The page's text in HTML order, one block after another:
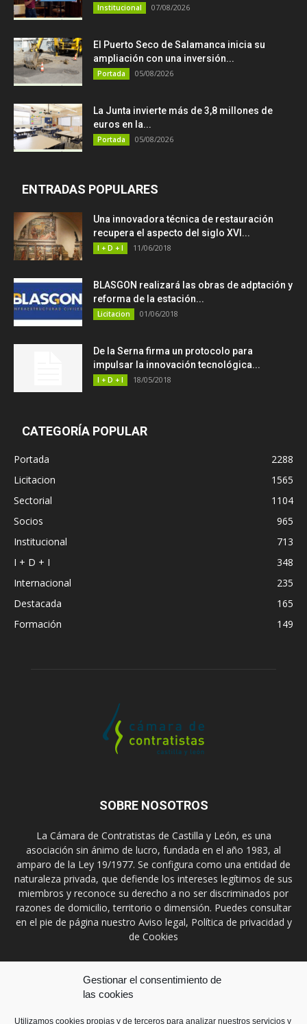
Gestionar el consentimiento de
las cookies
Utilizamos cookies propias y de terceros para analizar nuestros servicios y
Institucional 07/08/2026
El Puerto Seco de Salamanca inicia su
ampliación con una inversión...
Portada 05/08/2026
La Junta invierte más de 3,8 millones de
euros en la...
Portada 05/08/2026
ENTRADAS POPULARES
Una innovadora técnica de restauración
recupera el aspecto del siglo XVI...
I + D + I 11/06/2018
BLASGON realizará las obras de adptación y
reforma de la estación...
Licitacion 01/06/2018
De la Serna firma un protocolo para
impulsar la innovación tecnológica...
I + D + I 18/05/2018
CATEGORÍA POPULAR
Portada
2288
Licitacion
1565
Sectorial
1104
Socios
965
Institucional
713
I + D + I
348
Internacional
235
Destacada
165
Formación
149
SOBRE NOSOTROS
La Cámara de Contratistas de Castilla y León, es una
asociación sin ánimo de lucro, fundada en el año 1983, al
amparo de la Ley 19/1977. Se configura como una entidad de
naturaleza privada, que defiende los intereses legítimos de sus
miembros y reconoce su derecho a no ser discriminados por
razones de domicilio, territorio o dimensión. Puedes consultar
en el pie de página nuestro Aviso legal, Política de privacidad y
de Cookies
Contáctanos:prensa@ccontratistascyl.es
SÍGUENOS